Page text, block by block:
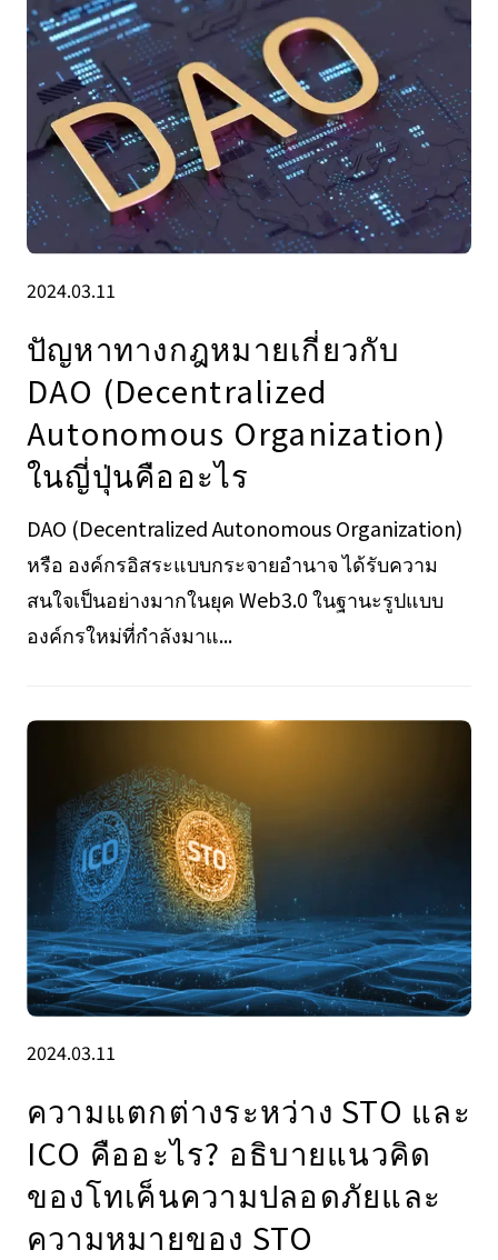
2024.03.11
ปัญหาทางกฎหมายเกี่ยวกับ
DAO (Decentralized
Autonomous Organization)
ในญี่ปุ่นคืออะไร
DAO (Decentralized Autonomous Organization)
หรือ องค์กรอิสระแบบกระจายอำนาจ ได้รับความ
สนใจเป็นอย่างมากในยุค Web3.0 ในฐานะรูปแบบ
องค์กรใหม่ที่กำลังมาแ...
2024.03.11
ความแตกต่างระหว่าง STO และ
ICO คืออะไร? อธิบายแนวคิด
ของโทเค็นความปลอดภัยและ
ความหมายของ STO